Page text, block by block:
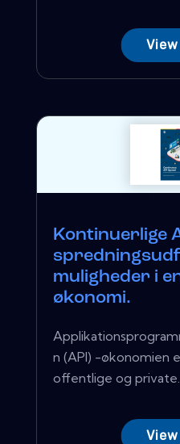
Kontinuerlige
muligheder i
økonomi.
n (API) -økonomien
offentlige og private...